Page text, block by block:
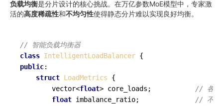
负载均衡是分片设计的核心挑战。在万亿参数MoE模型中，专家激
活的高度稀疏性和不均匀性使得静态分片难以实现良好均衡。
// 智能负载均衡器
class IntelligentLoadBalancer
public:
struct LoadMetrics {
        vector<
float> core_loads; // 各核
float imbalance_ratio; // 不均